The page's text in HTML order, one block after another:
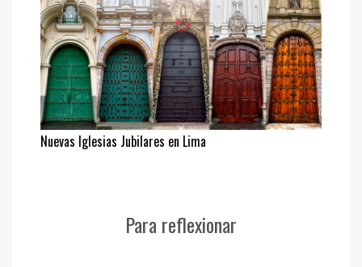
Nuevas Iglesias Jubilares en Lima
Para reflexionar